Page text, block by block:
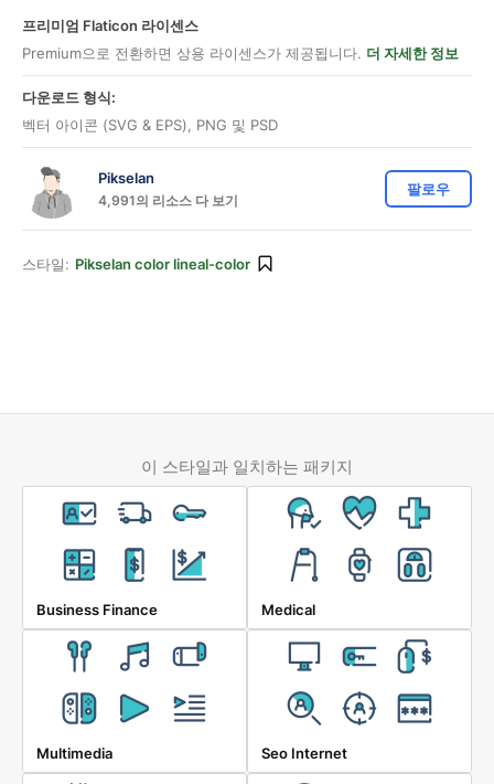
프리미엄 Flaticon 라이센스
Premium으로 전환하면 상용 라이센스가 제공됩니다. 더 자세한 정보
다운로드 형식:
벡터 아이콘 (SVG & EPS), PNG 및 PSD
Pikselan
4,991의 리소스 다 보기
팔로우
스타일: Pikselan color lineal-color
이 스타일과 일치하는 패키지
Business Finance Medical
Multimedia Seo Internet